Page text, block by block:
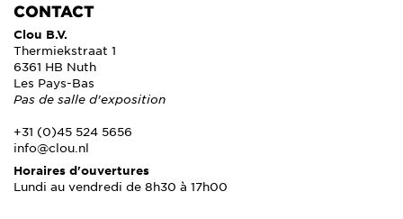
CONTACT
Clou B.V.
Thermiekstraat 1
6361 HB Nuth
Les Pays-Bas
Pas de salle d'exposition
+31 (0)45 524 5656
info@clou.nl
Horaires d'ouvertures
Lundi au vendredi de 8h30 à 17h00